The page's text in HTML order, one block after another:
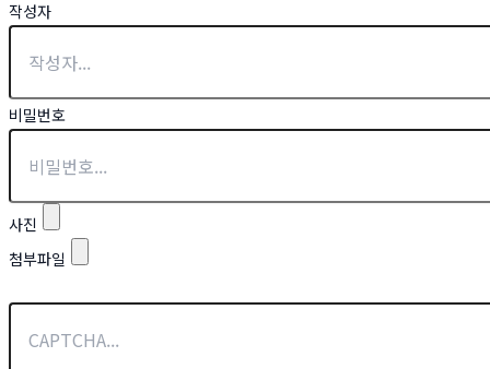
작성자
비밀번호
사진
첨부파일